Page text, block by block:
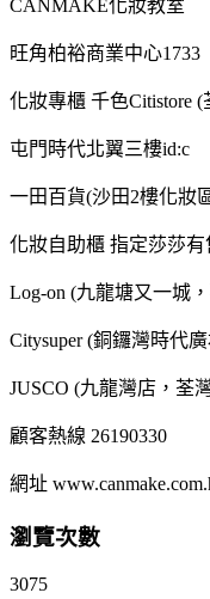
CANMAKE化妝教室
旺角柏裕商業中心1733
化妝專櫃 千色Citistore (
屯門時代北翼三樓id:c
一田百貨(沙田2樓化妝
化妝自助櫃 指定莎莎有
Log-on (九龍塘又一城
Citysuper (銅鑼灣時代
JUSCO (九龍灣店，荃
顧客熱線 26190330
網址
瀏覽次數
3075